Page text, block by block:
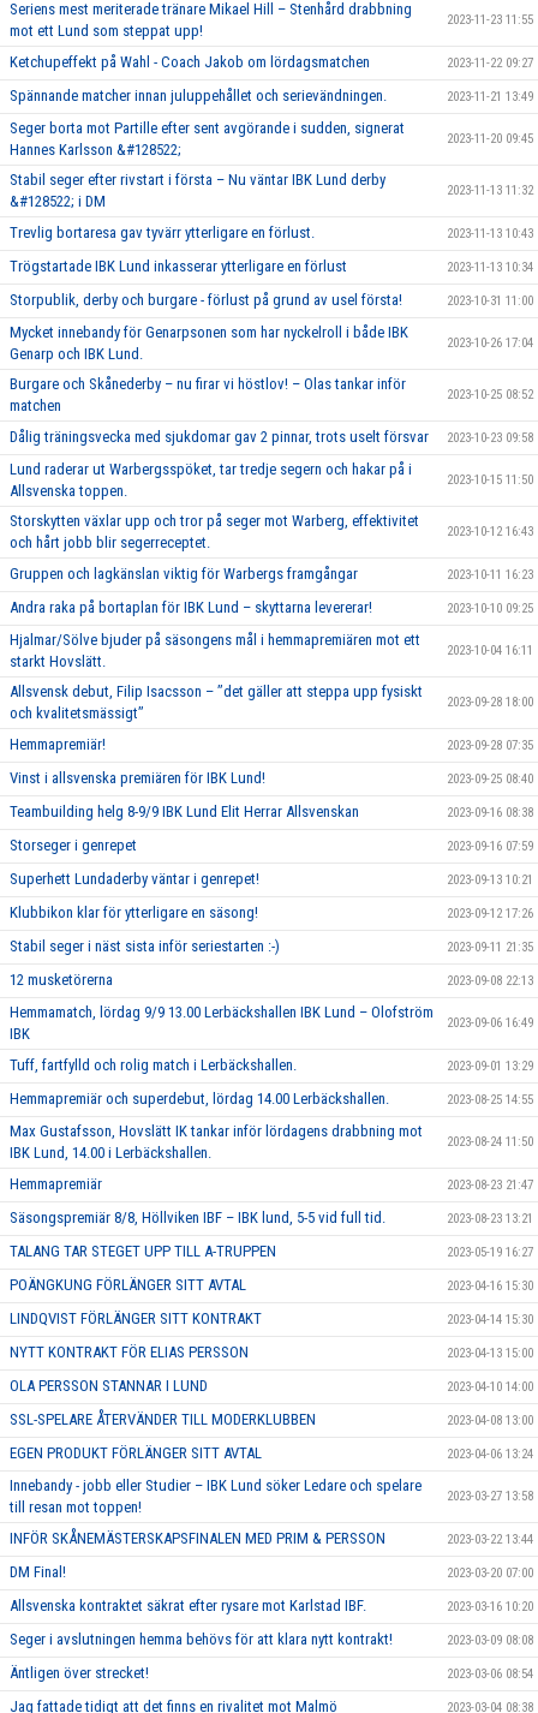
Seriens mest meriterade tränare Mikael Hill – Stenhård drabbning
mot ett Lund som steppat upp!
2023-11-23 11:55
Ketchupeffekt på Wahl - Coach Jakob om lördagsmatchen 2023-11-22 09:27
Spännande matcher innan juluppehållet och serievändningen. 2023-11-21 13:49
Seger borta mot Partille efter sent avgörande i sudden, signerat
Hannes Karlsson &#128522;
2023-11-20 09:45
Stabil seger efter rivstart i första – Nu väntar IBK Lund derby
&#128522; i DM
2023-11-13 11:32
Trevlig bortaresa gav tyvärr ytterligare en förlust. 2023-11-13 10:43
Trögstartade IBK Lund inkasserar ytterligare en förlust 2023-11-13 10:34
Storpublik, derby och burgare - förlust på grund av usel första! 2023-10-31 11:00
Mycket innebandy för Genarpsonen som har nyckelroll i både IBK
Genarp och IBK Lund.
2023-10-26 17:04
Burgare och Skånederby – nu firar vi höstlov! – Olas tankar inför
matchen
2023-10-25 08:52
Dålig träningsvecka med sjukdomar gav 2 pinnar, trots uselt försvar 2023-10-23 09:58
Lund raderar ut Warbergsspöket, tar tredje segern och hakar på i
Allsvenska toppen.
2023-10-15 11:50
Storskytten växlar upp och tror på seger mot Warberg, effektivitet
och hårt jobb blir segerreceptet.
2023-10-12 16:43
Gruppen och lagkänslan viktig för Warbergs framgångar 2023-10-11 16:23
Andra raka på bortaplan för IBK Lund – skyttarna levererar! 2023-10-10 09:25
Hjalmar/Sölve bjuder på säsongens mål i hemmapremiären mot ett
starkt Hovslätt.
2023-10-04 16:11
Allsvensk debut, Filip Isacsson – ’’det gäller att steppa upp fysiskt
och kvalitetsmässigt’’
2023-09-28 18:00
Hemmapremiär! 2023-09-28 07:35
Vinst i allsvenska premiären för IBK Lund! 2023-09-25 08:40
Teambuilding helg 8-9/9 IBK Lund Elit Herrar Allsvenskan 2023-09-16 08:38
Storseger i genrepet 2023-09-16 07:59
Superhett Lundaderby väntar i genrepet! 2023-09-13 10:21
Klubbikon klar för ytterligare en säsong! 2023-09-12 17:26
Stabil seger i näst sista inför seriestarten :-) 2023-09-11 21:35
12 musketörerna 2023-09-08 22:13
Hemmamatch, lördag 9/9 13.00 Lerbäckshallen IBK Lund – Olofström
IBK
2023-09-06 16:49
Tuff, fartfylld och rolig match i Lerbäckshallen. 2023-09-01 13:29
Hemmapremiär och superdebut, lördag 14.00 Lerbäckshallen. 2023-08-25 14:55
Max Gustafsson, Hovslätt IK tankar inför lördagens drabbning mot
IBK Lund, 14.00 i Lerbäckshallen.
2023-08-24 11:50
Hemmapremiär 2023-08-23 21:47
Säsongspremiär 8/8, Höllviken IBF – IBK lund, 5-5 vid full tid. 2023-08-23 13:21
TALANG TAR STEGET UPP TILL A-TRUPPEN 2023-05-19 16:27
POÄNGKUNG FÖRLÄNGER SITT AVTAL 2023-04-16 15:30
LINDQVIST FÖRLÄNGER SITT KONTRAKT 2023-04-14 15:30
NYTT KONTRAKT FÖR ELIAS PERSSON 2023-04-13 15:00
OLA PERSSON STANNAR I LUND 2023-04-10 14:00
SSL-SPELARE ÅTERVÄNDER TILL MODERKLUBBEN 2023-04-08 13:00
EGEN PRODUKT FÖRLÄNGER SITT AVTAL 2023-04-06 13:24
Innebandy - jobb eller Studier – IBK Lund söker Ledare och spelare
till resan mot toppen!
2023-03-27 13:58
INFÖR SKÅNEMÄSTERSKAPSFINALEN MED PRIM & PERSSON 2023-03-22 13:44
DM Final! 2023-03-20 07:00
Allsvenska kontraktet säkrat efter rysare mot Karlstad IBF. 2023-03-16 10:20
Seger i avslutningen hemma behövs för att klara nytt kontrakt! 2023-03-09 08:08
Äntligen över strecket! 2023-03-06 08:54
Jag fattade tidigt att det finns en rivalitet mot Malmö 2023-03-04 08:38